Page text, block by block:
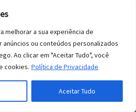
melhorar a sua experiência de
anúncios ou conteúdos personalizados
Ao clicar em "Aceitar Tudo", você
cookies. Política de Privacidade
Aceitar Tudo
8484